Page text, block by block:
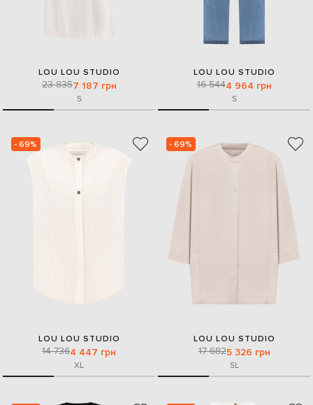
LOU LOU STUDIO
23 8357 187 грн
S
LOU LOU STUDIO
16 5444 964 грн
S
- 69%
LOU LOU STUDIO
14 7364 447 грн
XL
- 69%
LOU LOU STUDIO
17 6825 326 грн
SL